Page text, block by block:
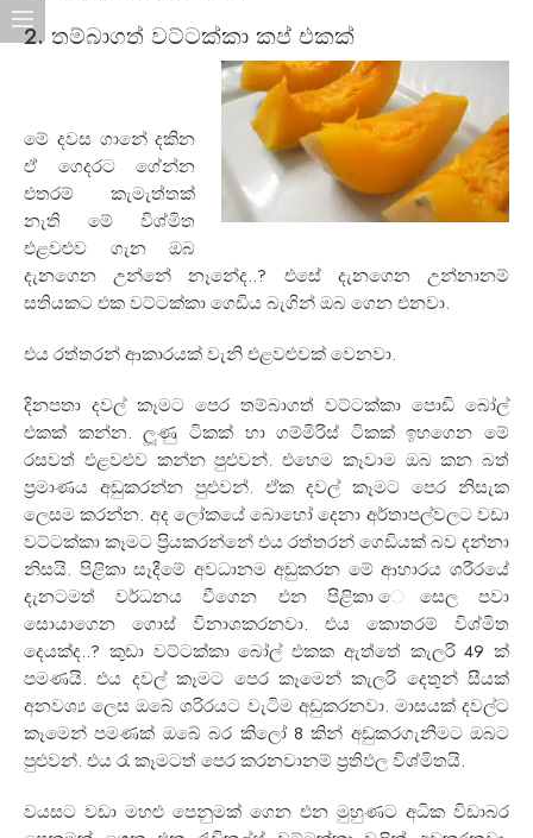
2. තම්බාගත් වට්ටක්කා කප් එකක්
මේ දවස ගානේ දකින
ඒ ගෙදරට ගේන්න
එතරම් කැමැත්තක්
නැති මේ විශ්මිත
එළවළුව ගැන ඔබ
දැනගෙන උන්නේ නෑනේද..? එසේ දැනගෙන උන්නානම්
සතියකට එක වට්ටක්කා ගෙඩිය බැගින් ඔබ ගෙන එනවා.
එය රත්තරන් ආකාරයක් වැනි එළවළුවක් වෙනවා.
දිනපතා දවල් කෑමට පෙර තම්බාගත් වට්ටක්කා පොඩි බෝල්
එකක් කන්න. ලූණු ටිකක් හා ගම්මිරිස් ටිකක් ඉහගෙන මේ
රසවත් එළවළුව කන්න පුළුවන්. එහෙම කෑවාම ඔබ කන බත්
ප්‍රමාණය අඩුකරන්න පුළුවන්. ඒක දවල් කෑමට පෙර නිසැක
ලෙසම කරන්න. අද ලෝකයේ බොහෝ දෙනා අර්තාපල්වලට වඩා
වට්ටක්කා කෑමට ප්‍රියකරන්නේ එය රත්තරන් ගෙඩියක් බව දන්නා
නිසයි. පිළිකා සෑදීමේ අවධානම අඩුකරන මේ ආහාරය ශරීරයේ
දැනටමත් වර්ධනය වීගෙන එන පිළිකා ෙසෙල පවා
සොයාගෙන ගොස් විනාශකරනවා. එය කොතරම් විශ්මිත
දෙයක්ද..? කුඩා වට්ටක්කා බෝල් එකක ඇත්තේ කැලරි 49 ක්
පමණයි. එය දවල් කෑමට පෙර කෑමෙන් කැලරි දෙතුන් සීයක්
අනවශ්‍ය ලෙස ඔබේ ශරිරයට වැටිම අඩුකරනවා. මාසයක් දවල්ට
කෑමෙන් පමණක් ඔබේ බර කිලෝ 8 කින් අඩුකරගැනීමට ඔබට
පුළුවන්. එය රෑ කෑමටත් පෙර කරනවානම් ප්‍රතිඵල විශ්මිතයි.
වයසට වඩා මහළු පෙනුමක් ගෙන එන මුහුණට අධික විඩාබර